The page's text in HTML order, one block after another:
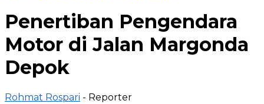
Penertiban Pengendara
Motor di Jalan Margonda
Depok
Rohmat Rospari - Reporter